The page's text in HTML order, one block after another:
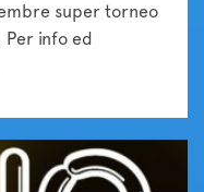
super torneo
Per info ed
Tornei